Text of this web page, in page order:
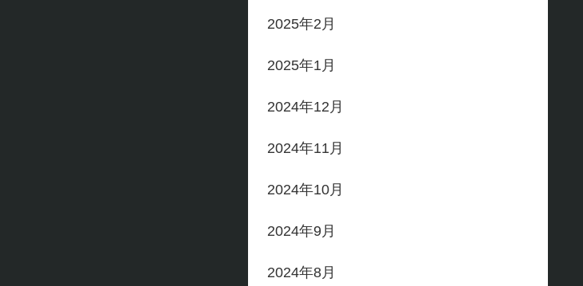
2025年2月
2025年1月
2024年12月
2024年11月
2024年10月
2024年9月
2024年8月